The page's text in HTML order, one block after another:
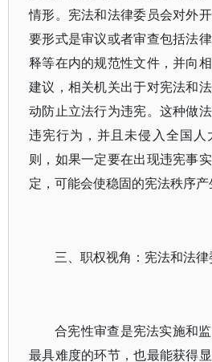
情形。宪法和法律委员会对外
要形式是审议或者审查包括法
释等在内的规范性文件，并向
建议，相关机关出于对宪法和
动防止立法行为违宪。这种做
违宪行为，并且未侵入全国
则，如果一定要在出现违宪事
定，可能会使稳固的宪法秩序产
三、职权视角：宪法和法
合宪性审查是宪法实施和
最具难度的环节，也最能获得